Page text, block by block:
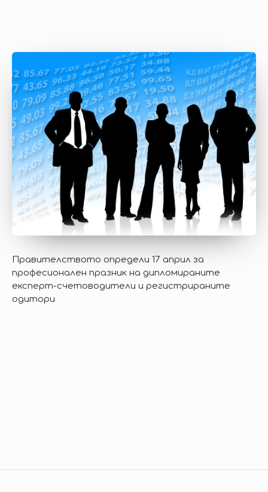
Правителството определи 17 април за
професионален празник на дипломираните
експерт-счетоводители и регистрираните
одитори